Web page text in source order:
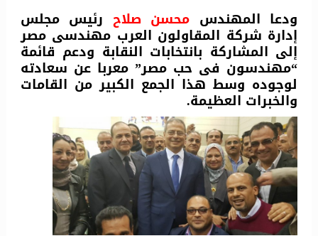
ودعا المهندس محسن صلاح رئيس مجلس
إدارة شركة المقاولون العرب مهندسى مصر
إلى المشاركة بانتخابات النقابة ودعم قائمة
“مهندسون فى حب مصر” معربا عن سعادته
لوجوده وسط هذا الجمع الكبير من القامات
والخبرات العظيمة.